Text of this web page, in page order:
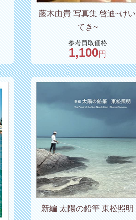
藤木由貴 写真集 啓迪~けい
てき~
参考買取価格
1,100円
新編 太陽の鉛筆 東松照明